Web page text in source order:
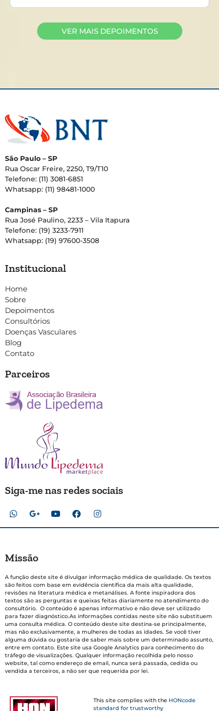
VER MAIS DEPOIMENTOS
São Paulo – SP
Rua Oscar Freire, 2250, T9/T10
Telefone: (11) 3081-6851
Whatsapp: (11) 98481-1000
Campinas – SP
Rua José Paulino, 2233 – Vila Itapura
Telefone: (19) 3233-7911
Whatsapp: (19) 97600-3508
Institucional
Home
Sobre
Depoimentos
Consultórios
Doenças Vasculares
Blog
Contato
Parceiros
Siga-me nas redes sociais
Missão
A função deste site é divulgar informação médica de qualidade. Os textos
são feitos com base em evidência científica da mais alta qualidade,
revisões na literatura médica e metanálises. A fonte inspiradora dos
textos são as perguntas e queixas feitas diariamente no atendimento do
consultório. O conteúdo é apenas informativo e não deve ser utilizado
para fazer diagnóstico.As informações contidas neste site não substituem
uma consulta médica. O conteúdo deste site destina-se principalmente,
mas não exclusivamente, a mulheres de todas as idades. Se você tiver
alguma dúvida ou gostaria de saber mais sobre um determinado assunto,
entre em contato. Este site usa Google Analytics para conhecimento do
tráfego de visualizações. Qualquer informação recolhida pelo nosso
website, tal como endereço de email, nunca será passada, cedida ou
vendida a terceiros, a não ser que requerida por lei.
This site complies with the HONcode
standard for trustworthy